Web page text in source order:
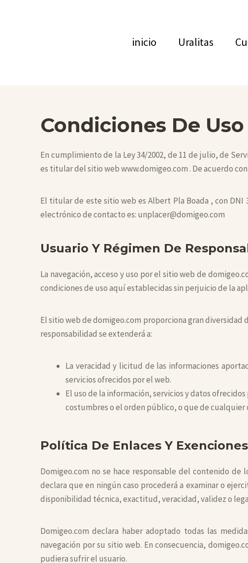
inicio Uralitas
Condiciones De Uso
En cumplimiento de la Ley 34/2002, de 11 de julio, de
es titular del sitio web www.domigeo.com . De acuerdo
El titular de este sitio web es Albert Pla Boada , con DNI
electrónico de contacto es: unplacer@domigeo.com
Usuario Y Régimen De
La navegación, acceso y uso por el sitio web de
condiciones de uso aquí establecidas sin perjuicio de la
El sitio web de domigeo.com proporciona gran diversidad
responsabilidad se extenderá a:
La veracidad y licitud de las informaciones
servicios ofrecidos por el web.
El uso de la información, servicios y datos
costumbres o el orden público, o que de
Política De Enlaces Y
Domigeo.com no se hace responsable del contenido
declara que en ningún caso procederá a examinar o
disponibilidad técnica, exactitud, veracidad, validez o
Domigeo.com declara haber adoptado todas las
navegación por su sitio web. En consecuencia,
pudiera sufrir el usuario.